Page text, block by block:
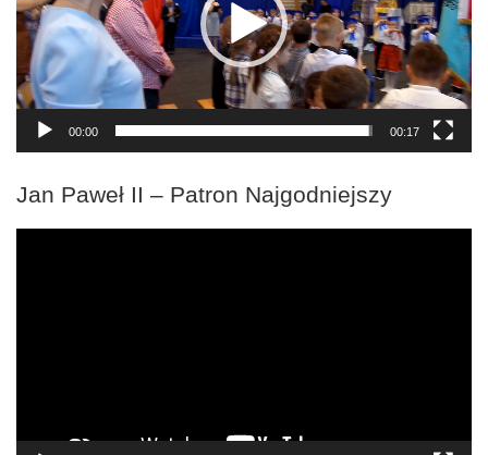
00:00 00:17
Jan Paweł II – Patron Najgodniejszy